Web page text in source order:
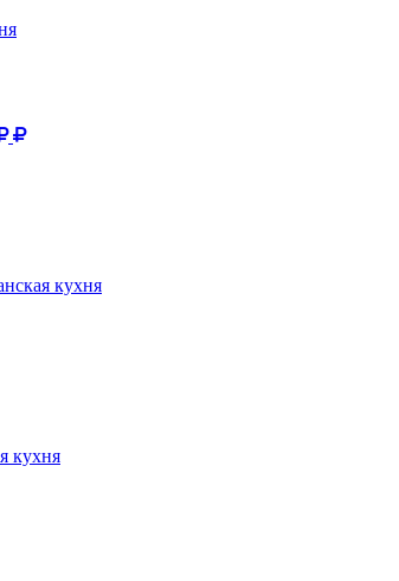
кухня
кухня